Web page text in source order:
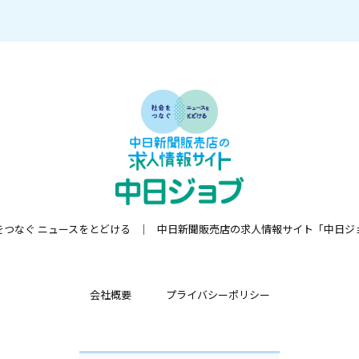
つなぐ ニュースをとどける 中日新聞販売店の求人情報サイト「中日ジ
会社概要 プライバシーポリシー